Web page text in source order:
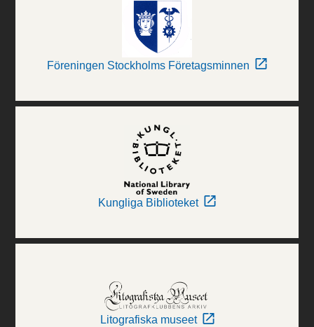
Föreningen Stockholms Företagsminnen
Kungliga Biblioteket
Litografiska museet